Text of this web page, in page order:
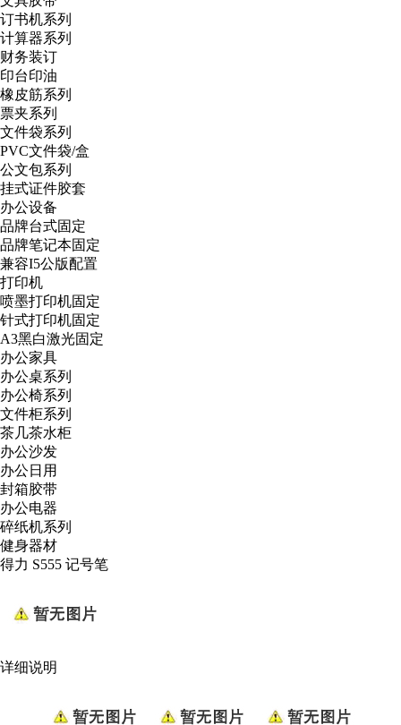
订书机系列
计算器系列
财务装订
印台印油
橡皮筋系列
票夹系列
文件袋系列
PVC文件袋/盒
公文包系列
挂式证件胶套
办公设备
品牌台式固定
品牌笔记本固定
兼容I5公版配置
打印机
喷墨打印机固定
针式打印机固定
A3黑白激光固定
办公家具
办公桌系列
办公椅系列
文件柜系列
茶几茶水柜
办公沙发
办公日用
封箱胶带
办公电器
碎纸机系列
健身器材
得力 S555 记号笔
详细说明